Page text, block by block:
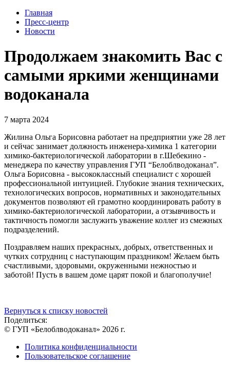
Главная
Пресс-центр
Новости
Продолжаем знакомить Вас с
самыми яркими женщинами
водоканала
7 марта 2024
Жилина Ольга Борисовна работает на предприятии уже 28 лет
и сейчас занимает должность инженера-химика 1 категории
химико-бактериологической лаборатории в г.Шебекино -
менеджера по качеству управления ГУП “Белоблводоканал”.
Ольга Борисовна - высококлассный специалист с хорошей
профессиональной интуицией. Глубокие знания технических,
технологических вопросов, нормативных и законодательных
документов позволяют ей грамотно координировать работу в
химико-бактериологической лаборатории, а отзывчивость и
тактичность помогли заслужить уважение коллег из смежных
подразделений.
Поздравляем наших прекрасных, добрых, ответственных и
чутких сотрудниц с наступающим праздником! Желаем быть
счастливыми, здоровыми, окруженными нежностью и
заботой! Пусть в вашем доме царят покой и благополучие!
Вернуться к списку новостей
Поделиться:
© ГУП «Белоблводоканал» 2026 г.
Политика конфиденциальности
Пользовательское соглашение